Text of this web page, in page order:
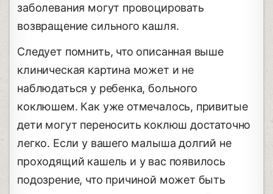
заболевания могут провоцировать
возвращение сильного кашля.
Следует помнить, что описанная выше
клиническая картина может и не
наблюдаться у ребенка, больного
коклюшем. Как уже отмечалось, привитые
дети могут переносить коклюш достаточно
легко. Если у вашего малыша долгий не
проходящий кашель и у вас появилось
подозрение, что причиной может быть